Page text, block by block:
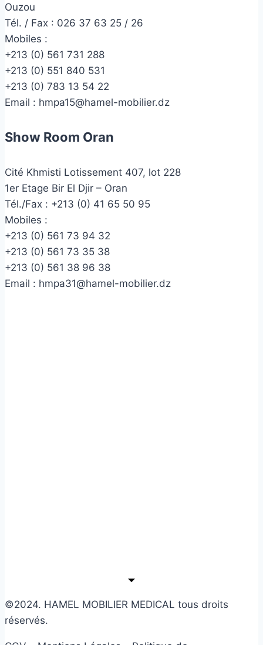
Ouzou
Tél. / Fax : 026 37 63 25 / 26
Mobiles :
+213 (0) 561 731 288
+213 (0) 551 840 531
+213 (0) 783 13 54 22
Email : hmpa15@hamel-mobilier.dz
Show Room Oran
Cité Khmisti Lotissement 407, lot 228
1er Etage Bir El Djir – Oran
Tél./Fax : +213 (0) 41 65 50 95
Mobiles :
+213 (0) 561 73 94 32
+213 (0) 561 73 35 38
+213 (0) 561 38 96 38
Email : hmpa31@hamel-mobilier.dz
©2024. HAMEL MOBILIER MEDICAL tous droits
réservés.